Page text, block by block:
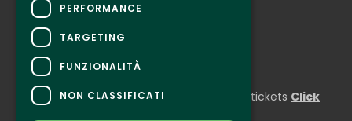
Connect
CONTACTS
For information and support in purchasing tickets Click
PERFORMANCE
TARGETING
FUNZIONALITÀ
NON CLASSIFICATI